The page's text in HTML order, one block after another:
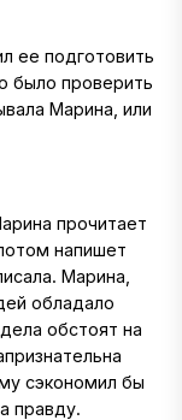
ее подготовить
было проверить
Марина, или
прочитает
напишет
Марина,
обладало
обстоят на
сэкономил бы
правду.